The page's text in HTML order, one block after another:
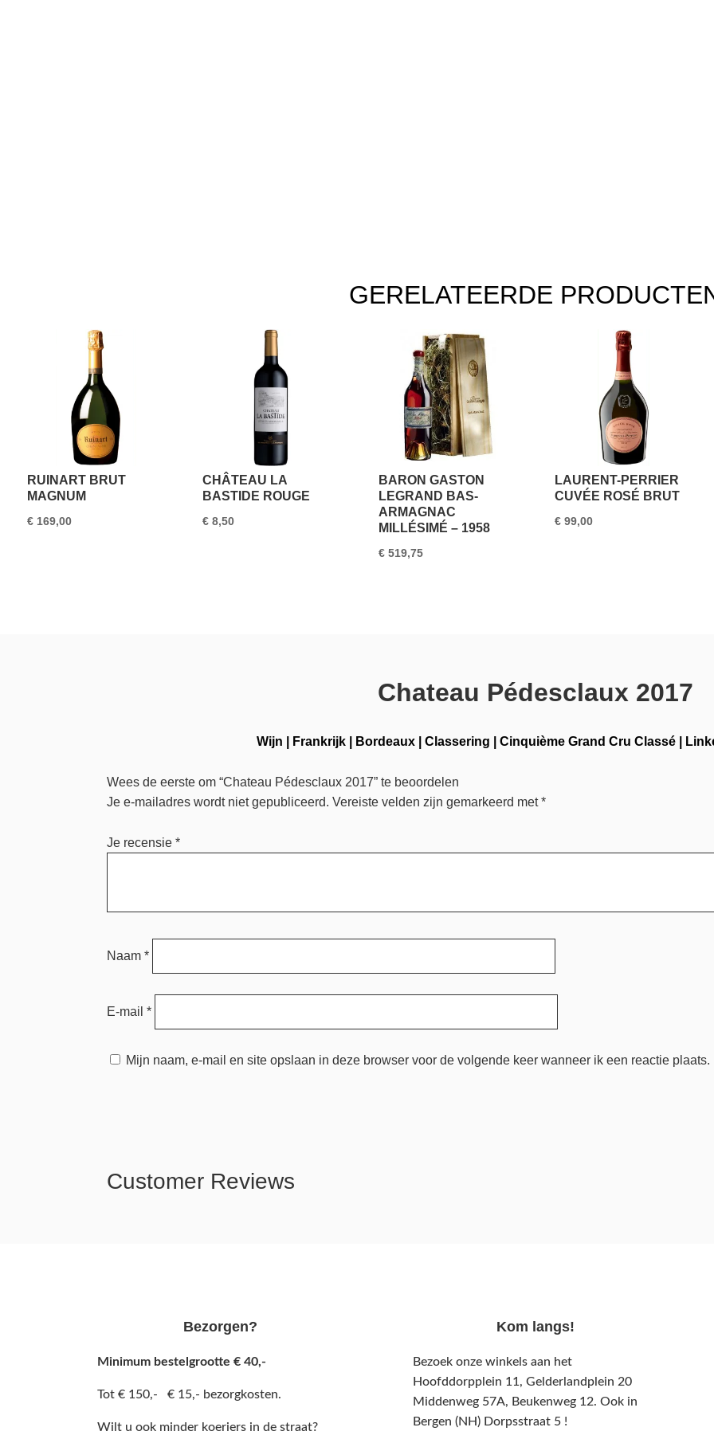
GERELATEERDE
RUINART BRUT
MAGNUM
€169,00
CHÂTEAU LA
BASTIDE ROUGE
€ 8,50
BARON GASTON
LEGRAND BAS-
ARMAGNAC
MILLÉSIMÉ – 1958
€ 519,75
LAURENT-PERRIER
CUVÉE ROSÉ BRUT
€ 99,00
Chateau Pédesclaux 2017
Wijn Frankrijk| Bordeaux| Classering Cinquième Grand Cru Classé|
Wees de eerste om “Chateau Pédesclaux 2017” te beoordelen
Je e-mailadres wordt niet gepubliceerd. Vereiste velden zijn gemarkeerd met*
Je recensie*
Naam*
E-mail*
Mijn naam, e-mail en site opslaan in deze browser voor de volgende keer wanneer ik een reactie plaats.
Customer Reviews
Bezorgen?
Minimum bestelgrootte € 40,-
Tot € 150,- € 15,- bezorgkosten.
Wilt u ook minder koeriers in de straat?
Kom langs!
Bezoek onze winkels aan het
Hoofddorpplein 11, Gelderlandplein 20
Middenweg 57A, Beukenweg 12. Ook in
Bergen (NH) Dorpsstraat 5 !